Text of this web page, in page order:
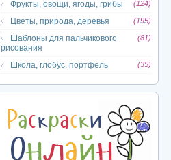
Фрукты, овощи, ягоды, грибы (124)
Цветы, природа, деревья (195)
Шаблоны для пальчикового
рисования
(81)
Школа, глобус, портфель (35)